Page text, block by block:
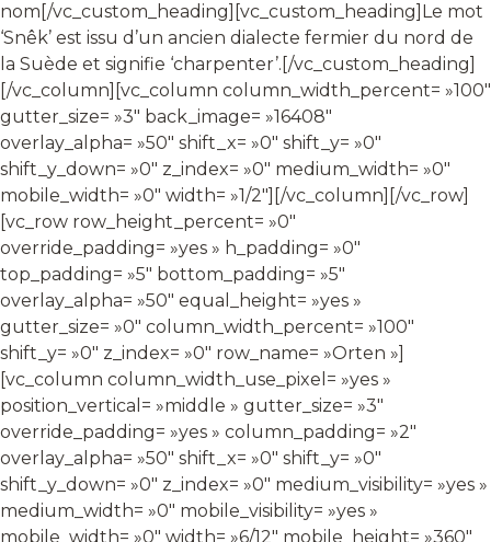
nom[/vc_custom_heading][vc_custom_heading]Le mot
‘Snêk’ est issu d’un ancien dialecte fermier du nord de
la Suède et signifie ‘charpenter’.[/vc_custom_heading]
[/vc_column][vc_column column_width_percent= »100″
gutter_size= »3″ back_image= »16408″
overlay_alpha= »50″ shift_x= »0″ shift_y= »0″
shift_y_down= »0″ z_index= »0″ medium_width= »0″
mobile_width= »0″ width= »1/2″][/vc_column][/vc_row]
[vc_row row_height_percent= »0″
override_padding= »yes » h_padding= »0″
top_padding= »5″ bottom_padding= »5″
overlay_alpha= »50″ equal_height= »yes »
gutter_size= »0″ column_width_percent= »100″
shift_y= »0″ z_index= »0″ row_name= »Orten »]
[vc_column column_width_use_pixel= »yes »
position_vertical= »middle » gutter_size= »3″
override_padding= »yes » column_padding= »2″
overlay_alpha= »50″ shift_x= »0″ shift_y= »0″
shift_y_down= »0″ z_index= »0″ medium_visibility= »yes »
medium_width= »0″ mobile_visibility= »yes »
mobile_width= »0″ width= »6/12″ mobile_height= »360″